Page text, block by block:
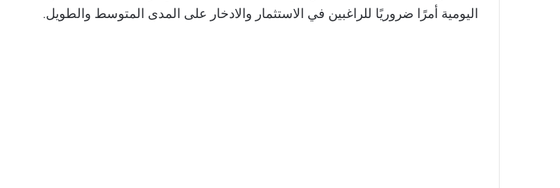
اليومية أمرًا ضروريًا للراغبين في الاستثمار والادخار على المدى المتوسط والطويل.